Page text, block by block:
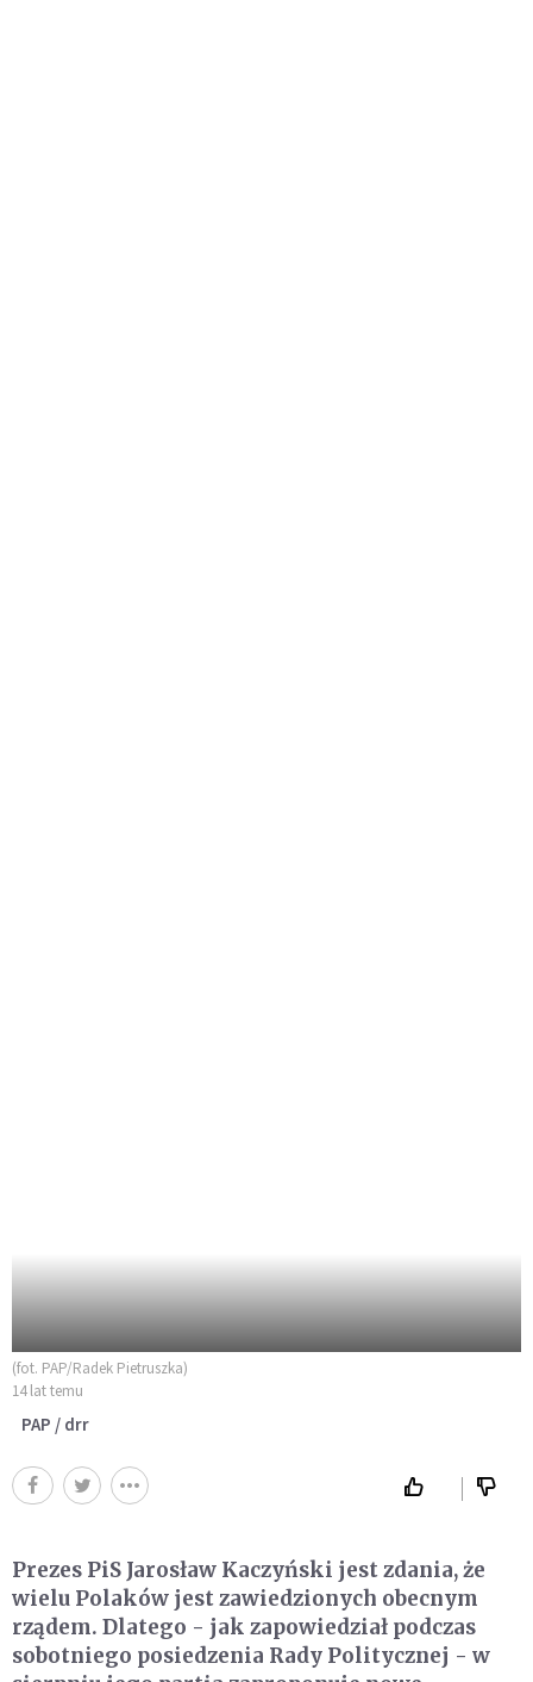
(fot. PAP/Radek Pietruszka)
14 lat temu
PAP / drr
Prezes PiS Jarosław Kaczyński jest zdania, że
wielu Polaków jest zawiedzionych obecnym
rządem. Dlatego - jak zapowiedział podczas
sobotniego posiedzenia Rady Politycznej - w